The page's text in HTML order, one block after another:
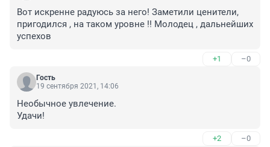
Вот искренне радуюсь за него! Заметили ценители,
пригодился , на таком уровне !! Молодец , дальнейших
успехов
+1 –0
Гость
19 сентября 2021, 14:06
Необычное увлечение.
Удачи!
+2 –0